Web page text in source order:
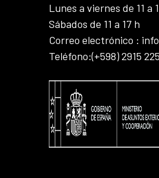
Lunes a viernes de 11 a
Sábados de 11 a 17 h
Correo electrónico :
Teléfono:(+598) 2915